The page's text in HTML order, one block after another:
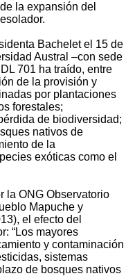
la expansión del
Bachelet el 15 de
Austral –con sede
701 ha traído, entre
de la provisión y
por plantaciones
forestales;
de biodiversidad;
nativos de
de la
exóticas como el
la ONG Observatorio
Mapuche y
el efecto del
“Los mayores
y contaminación
sistemas
de bosques nativos